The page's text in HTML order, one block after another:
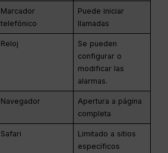
Marcador
telefónico
Puede iniciar
llamadas
Reloj
Se pueden
configurar o
modificar las
alarmas.
Navegador
Apertura a página
completa
Safari
Limitado a sitios
específicos